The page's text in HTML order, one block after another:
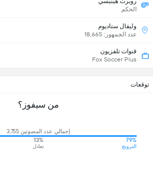
الحكم
وليفال ستاديوم
عدد الجمهور: 18,665
قنوات تلفزيون
Fox Soccer Plus
توقعات
من سيفوز؟
إجمالي عدد المصوتين 3,755
79%
النرويج
13%
تعادل